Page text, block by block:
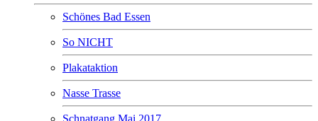
Schönes Bad Essen
So NICHT
Plakataktion
Nasse Trasse
Schnatgang Mai 2017